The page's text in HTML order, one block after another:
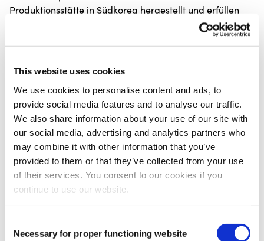
This website uses cookies
We use cookies to personalise content and ads, to
provide social media features and to analyse our traffic.
We also share information about your use of our site with
our social media, advertising and analytics partners who
may combine it with other information that you’ve
provided to them or that they’ve collected from your use
of their services. You consent to our cookies if you
continue to use our website.
Selection
Necessary for proper functioning website
Produktionsstätte in Südkorea hergestellt und erfüllen
die geltenden europäischen MDR Anforderungen. So
erhalten Sie eine gleichbleibend hohe Qualität für den
Erhältlich in Orange, Schwarz, Beige, Limette, Rosa und
Blau,
Eine Rolle ist 31,5 Meter lang und 5 cm breit.
Mehr Informationen
ISO 13485:2016
Ja
ISO 9001:2015
Ja
ISO 14001:2015
Ja
MDR 2017/45
Ja